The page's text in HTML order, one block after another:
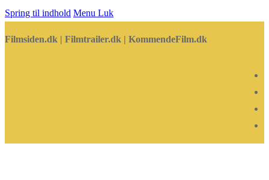
Spring til indhold Menu Luk
Filmsiden.dk | Filmtrailer.dk | KommendeFilm.dk